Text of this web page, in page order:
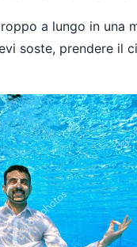
a lungo in una
soste, prendere il